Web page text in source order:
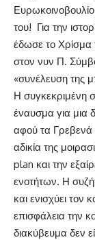
του! Για την
έδωσε το Χρίσμα
στον νυν Π.
«συνέλευση της
Η συγκεκριμένη
έναυσμα για μια
αφού τα Γρεβενά
αδικία της
plan και την
ενοτήτων. Η
και ενισχύει τον
επισφάλεια την
διακύβευμα δεν